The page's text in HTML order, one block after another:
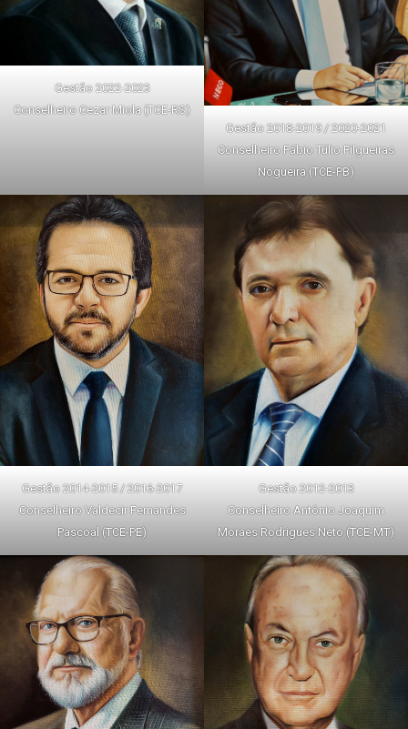
Gestão 2022-2023
Conselheiro Cezar Miola (TCE-RS)
Gestão 2018-2019 / 2020-2021
Conselheiro Fábio Túlio Filgueiras
Nogueira (TCE-PB)
Gestão 2014-2015 / 2016-2017
Conselheiro Valdecir Fernandes
Pascoal (TCE-PE)
Gestão 2012-2013
Conselheiro Antônio Joaquim
Moraes Rodrigues Neto (TCE-MT)